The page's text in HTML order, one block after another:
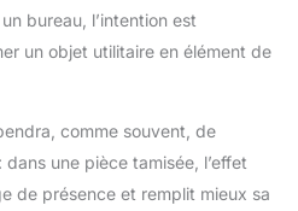
bureau, l’intention est
un objet utilitaire en élément de
comme souvent, de
dans une pièce tamisée, l’effet
de présence et remplit mieux sa